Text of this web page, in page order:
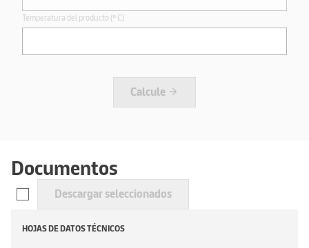
Temperatura del producto (º C)
Calcule arrow_forward
Documentos
Descargar seleccionados
HOJAS DE DATOS TÉCNICOS